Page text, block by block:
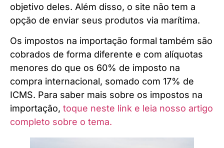
objetivo deles. Além disso, o site não tem a
opção de enviar seus produtos via marítima.
Os impostos na importação formal também são
cobrados de forma diferente e com alíquotas
menores do que os 60% de imposto na
compra internacional, somado com 17% de
ICMS. Para saber mais sobre os impostos na
importação, toque neste link e leia nosso artigo
completo sobre o tema.